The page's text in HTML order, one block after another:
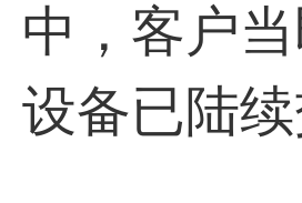
中，客户
设备已陆